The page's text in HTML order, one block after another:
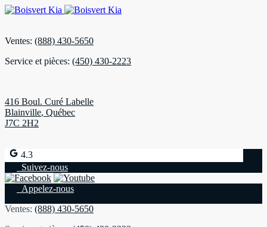
Ventes: (888) 430-5650
Service et pièces: (450) 430-2223
416 Boul. Curé Labelle
Blainville, Québec
J7C 2H2
4.3
Suivez-nous
Appelez-nous
Ventes: (888) 430-5650